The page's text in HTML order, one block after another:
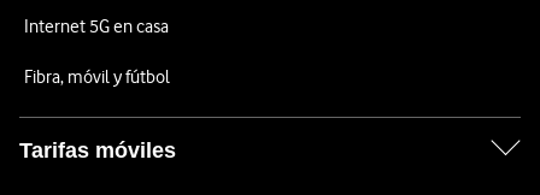
Internet 5G en casa
Fibra, móvil y fútbol
Tarifas móviles